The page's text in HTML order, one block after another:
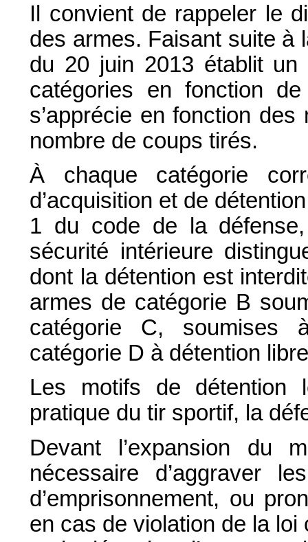
Il convient de rappeler le
des armes. Faisant suite à
du 20 juin 2013 établit un
catégories en fonction
s’apprécie en fonction
nombre de coups tirés.
À chaque catégorie
d’acquisition et de
1 du code de la
sécurité intérieure
dont la détention est
armes de catégorie B
catégorie C, soumises
catégorie D à détention
Les motifs de détention
pratique du tir sportif, la
Devant l’expansion du
nécessaire d’aggraver
d’emprisonnement, ou
en cas de violation de la loi